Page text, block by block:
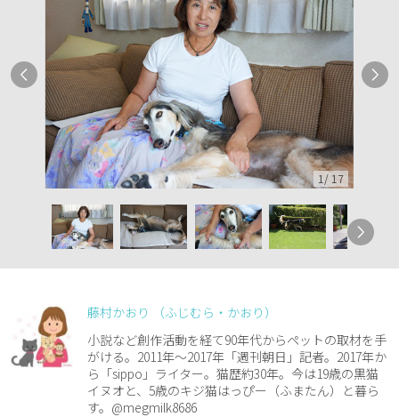
1 / 17
藤村かおり （ふじむら・かおり）
小説など創作活動を経て90年代からペットの取材を手
がける。2011年～2017年「週刊朝日」記者。2017年か
ら「sippo」ライター。猫歴約30年。今は19歳の黒猫
イヌオと、5歳のキジ猫はっぴー（ふまたん）と暮ら
す。@megmilk8686